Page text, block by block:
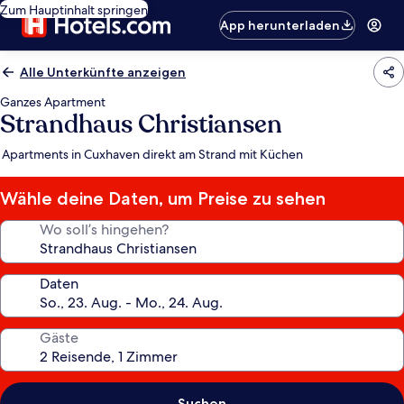
Zum Hauptinhalt springen
App herunterladen
Alle Unterkünfte anzeigen
Ganzes Apartment
Strandhaus Christiansen
Apartments in Cuxhaven direkt am Strand mit Küchen
Wähle deine Daten, um Preise zu sehen
Wo soll’s hingehen?
Daten
Gäste